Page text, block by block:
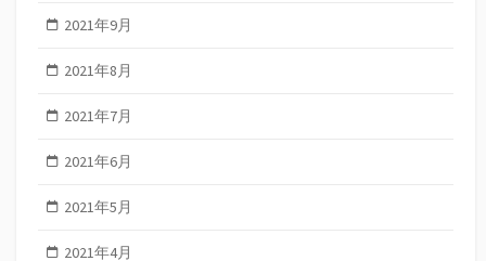
2021年9月
2021年8月
2021年7月
2021年6月
2021年5月
2021年4月